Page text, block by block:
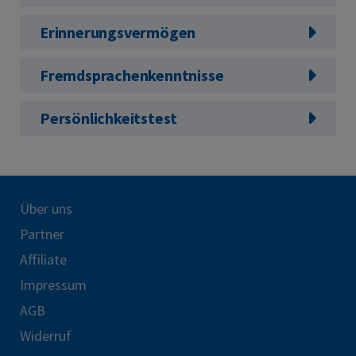
Erinnerungsvermögen
Fremdsprachenkenntnisse
Persönlichkeitstest
Über uns
Partner
Affiliate
Impressum
AGB
Widerruf